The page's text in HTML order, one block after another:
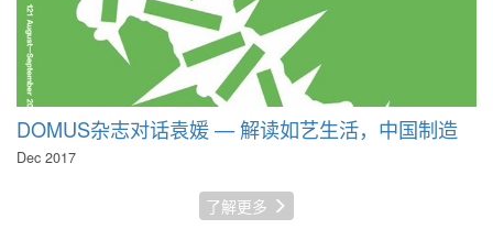
DOMUS杂志对话袁媛 — 解读如艺生活，中国制造
Dec 2017
了解更多